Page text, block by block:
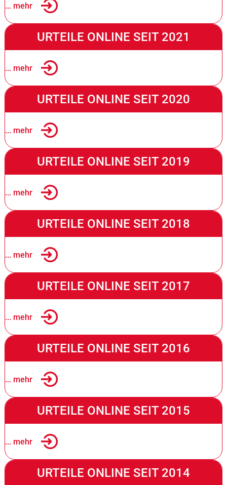
... mehr
URTEILE ONLINE SEIT 2021
... mehr
URTEILE ONLINE SEIT 2020
... mehr
URTEILE ONLINE SEIT 2019
... mehr
URTEILE ONLINE SEIT 2018
... mehr
URTEILE ONLINE SEIT 2017
... mehr
URTEILE ONLINE SEIT 2016
... mehr
URTEILE ONLINE SEIT 2015
... mehr
URTEILE ONLINE SEIT 2014